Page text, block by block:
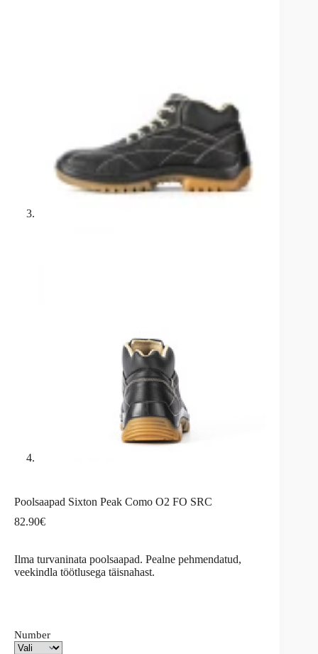
Poolsaapad Sixton Peak Como O2 FO SRC
82.90€
Ilma turvaninata poolsaapad. Pealne pehmendatud,
veekindla töötlusega täisnahast.
Number